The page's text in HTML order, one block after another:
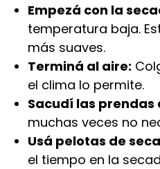
Empezá con la
temperatura baja.
más suaves.
Terminá al aire:
el clima lo permite.
Sacudí las
muchas veces no
Usá pelotas de
el tiempo en la